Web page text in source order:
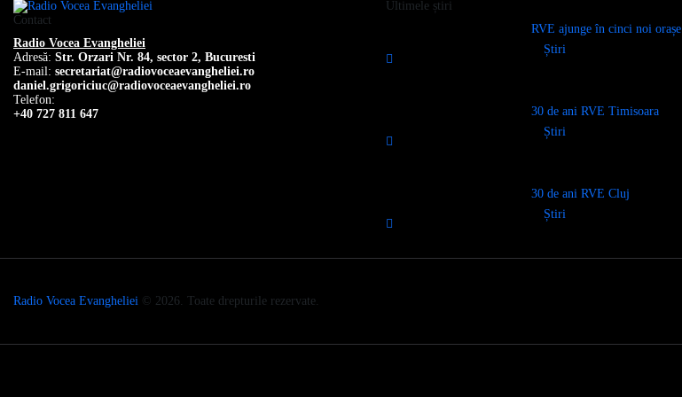
Contact
Radio Vocea Evangheliei
Adresă: Str. Orzari Nr. 84, sector 2, Bucuresti
E-mail: secretariat@radiovoceaevangheliei.ro
daniel.grigoriciuc@radiovoceaevangheliei.ro
Telefon:
+40 727 811 647
Ultimele știri
RVE ajunge în cinci noi orașe
Știri
30 de ani RVE Timisoara
Știri
30 de ani RVE Cluj
Știri
Radio Vocea Evangheliei © 2026. Toate drepturile rezervate.